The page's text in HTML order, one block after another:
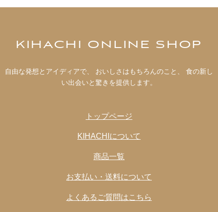
KIHACHI ONLINE SHOP
自由な発想とアイディアで、 おいしさはもちろんのこと、 食の新し
い出会いと驚きを提供します。
トップページ
KIHACHIについて
商品一覧
お支払い・送料について
よくあるご質問はこちら